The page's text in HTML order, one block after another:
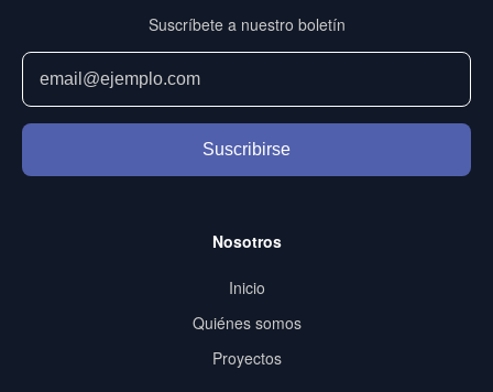
Suscríbete a nuestro boletín
Suscribirse
Nosotros
Inicio
Quiénes somos
Proyectos